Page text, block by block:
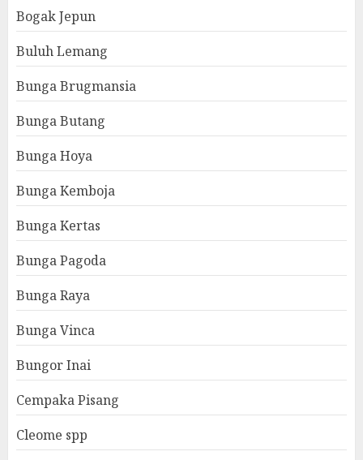
Bogak Jepun
Buluh Lemang
Bunga Brugmansia
Bunga Butang
Bunga Hoya
Bunga Kemboja
Bunga Kertas
Bunga Pagoda
Bunga Raya
Bunga Vinca
Bungor Inai
Cempaka Pisang
Cleome spp